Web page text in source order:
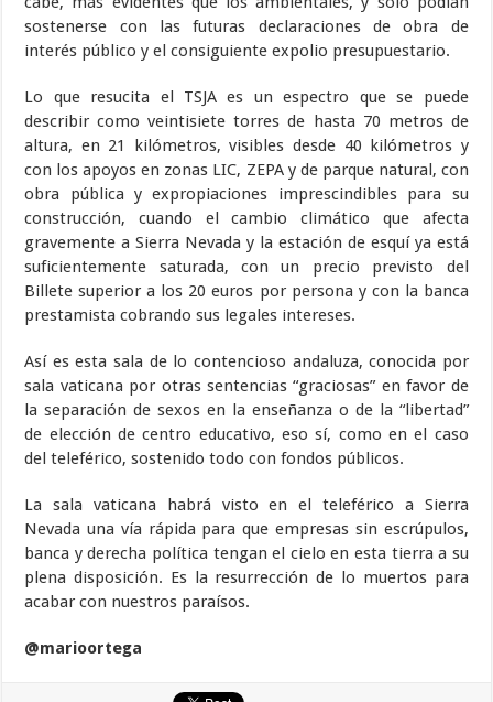
sostenerse con las futuras declaraciones de obra de
interés público y el consiguiente expolio presupuestario.
Lo que resucita el TSJA es un espectro que se puede
describir como veintisiete torres de hasta 70 metros de
altura, en 21 kilómetros, visibles desde 40 kilómetros y
con los apoyos en zonas LIC, ZEPA y de parque natural, con
obra pública y expropiaciones imprescindibles para su
construcción, cuando el cambio climático que afecta
gravemente a Sierra Nevada y la estación de esquí ya está
suficientemente saturada, con un precio previsto del
Billete superior a los 20 euros por persona y con la banca
prestamista cobrando sus legales intereses.
Así es esta sala de lo contencioso andaluza, conocida por
sala vaticana por otras sentencias “graciosas” en favor de
la separación de sexos en la enseñanza o de la “libertad”
de elección de centro educativo, eso sí, como en el caso
del teleférico, sostenido todo con fondos públicos.
La sala vaticana habrá visto en el teleférico a Sierra
Nevada una vía rápida para que empresas sin escrúpulos,
banca y derecha política tengan el cielo en esta tierra a su
plena disposición. Es la resurrección de lo muertos para
acabar con nuestros paraísos.
@marioortega